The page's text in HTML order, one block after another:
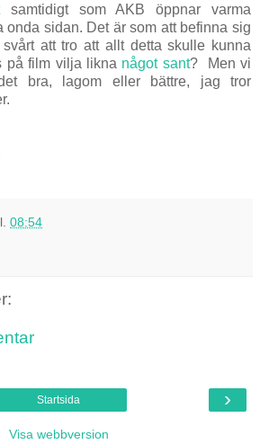
samtidigt som AKB öppnar varma
onda sidan. Det är som att befinna sig
att tro att allt detta skulle kunna
på film vilja likna något sant? Men vi
bra, lagom eller bättre, jag tror
08:54
›
Startsida
Visa webbversion